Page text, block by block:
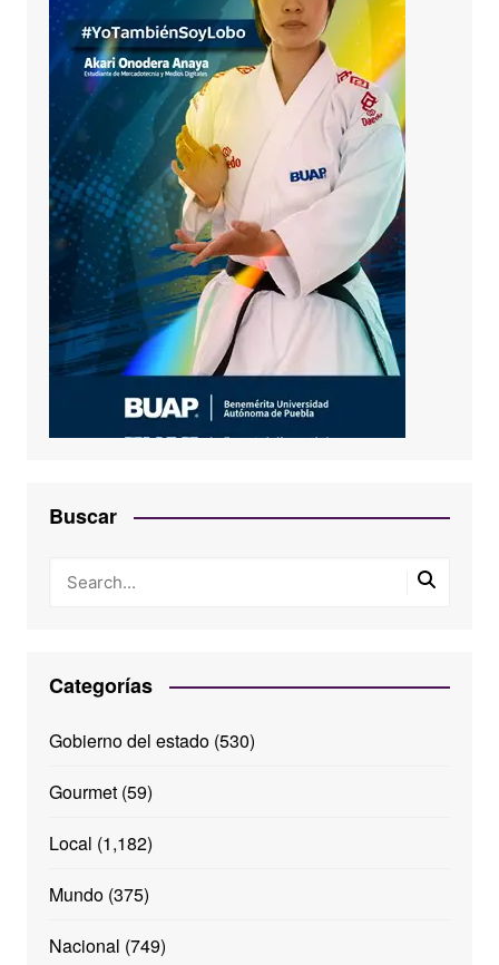
Buscar
Categorías
Gobierno del estado(530)
Gourmet(59)
Local (1,182)
Mundo(375)
Nacional (749)